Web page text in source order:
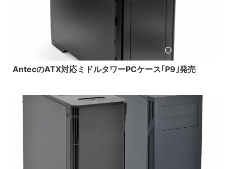
2016/5/26
AntecのATX対応ミドルタワーPCケース｢P9｣発売